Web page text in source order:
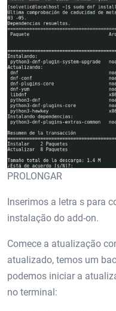
PROLONGAR
Inserimos a letra s para
instalação do add-on.
Comece a atualização
atualizado, temos um
podemos iniciar a
no terminal: